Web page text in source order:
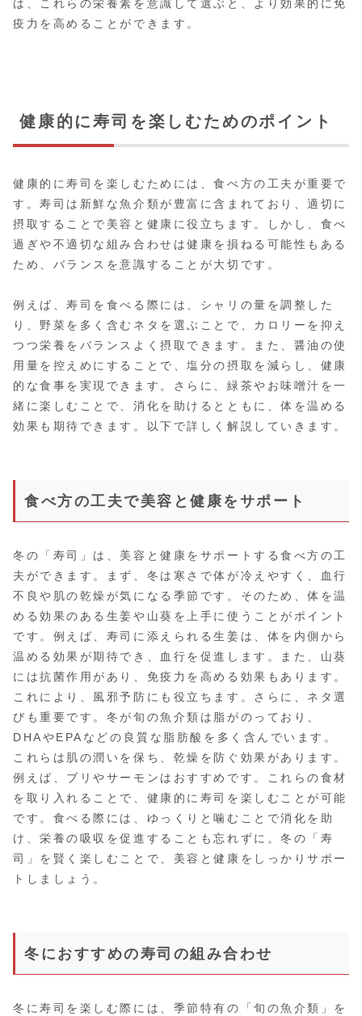
は、これらの栄養素を意識して選ぶと、より効果的に免
疫力を高めることができます。
健康的に寿司を楽しむためのポイント
健康的に寿司を楽しむためには、食べ方の工夫が重要で
す。寿司は新鮮な魚介類が豊富に含まれており、適切に
摂取することで美容と健康に役立ちます。しかし、食べ
過ぎや不適切な組み合わせは健康を損ねる可能性もある
ため、バランスを意識することが大切です。
例えば、寿司を食べる際には、シャリの量を調整した
り、野菜を多く含むネタを選ぶことで、カロリーを抑え
つつ栄養をバランスよく摂取できます。また、醤油の使
用量を控えめにすることで、塩分の摂取を減らし、健康
的な食事を実現できます。さらに、緑茶やお味噌汁を一
緒に楽しむことで、消化を助けるとともに、体を温める
効果も期待できます。以下で詳しく解説していきます。
食べ方の工夫で美容と健康をサポート
冬の「寿司」は、美容と健康をサポートする食べ方の工
夫ができます。まず、冬は寒さで体が冷えやすく、血行
不良や肌の乾燥が気になる季節です。そのため、体を温
める効果のある生姜や山葵を上手に使うことがポイント
です。例えば、寿司に添えられる生姜は、体を内側から
温める効果が期待でき、血行を促進します。また、山葵
には抗菌作用があり、免疫力を高める効果もあります。
これにより、風邪予防にも役立ちます。さらに、ネタ選
びも重要です。冬が旬の魚介類は脂がのっており、
DHAやEPAなどの良質な脂肪酸を多く含んでいます。
これらは肌の潤いを保ち、乾燥を防ぐ効果があります。
例えば、ブリやサーモンはおすすめです。これらの食材
を取り入れることで、健康的に寿司を楽しむことが可能
です。食べる際には、ゆっくりと噛むことで消化を助
け、栄養の吸収を促進することも忘れずに。冬の「寿
司」を賢く楽しむことで、美容と健康をしっかりサポー
トしましょう。
冬におすすめの寿司の組み合わせ
冬に寿司を楽しむ際には、季節特有の「旬の魚介類」を